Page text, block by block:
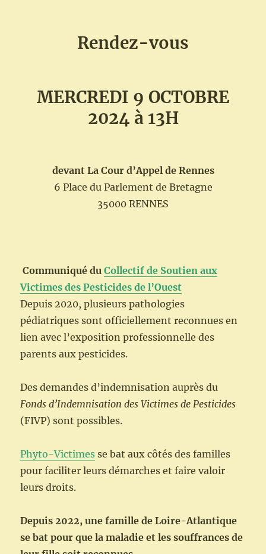
Rendez-vous
MERCREDI 9 OCTOBRE
2024 à 13H
devant La Cour d’Appel de Rennes
6 Place du Parlement de Bretagne
35000 RENNES
Communiqué duCollectif de Soutien aux
Victimes des Pesticides de l’Ouest
Depuis 2020, plusieurs pathologies
pédiatriques sont officiellement reconnues en
lien avec l’exposition professionnelle des
parents aux pesticides.
Des demandes d’indemnisation auprès du
Fonds d’Indemnisation des Victimes de Pesticides
(FIVP) sont possibles.
Phyto-Victimes se bat aux côtés des familles
pour faciliter leurs démarches et faire valoir
leurs droits.
Depuis 2022, une famille de Loire-Atlantique
se bat pour que la maladie et les souffrances de